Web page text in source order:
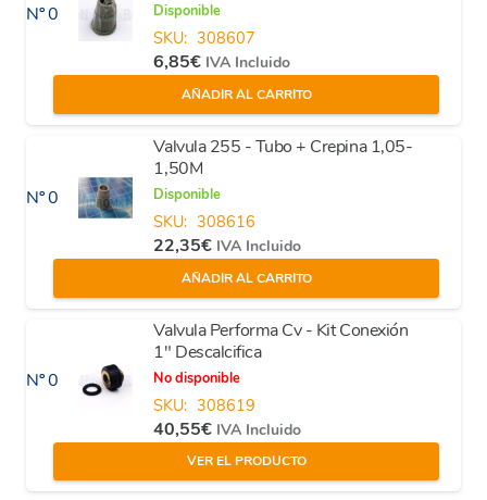
Nº 0 Disponible
SKU: 308607
6,85€ IVA Incluido
AÑADIR AL CARRITO
Nº 0
Valvula 255 - Tubo + Crepina 1,05-
1,50M
Disponible
SKU: 308616
22,35€ IVA Incluido
AÑADIR AL CARRITO
Nº 0
Valvula Performa Cv - Kit Conexión
1" Descalcifica
No disponible
SKU: 308619
40,55€ IVA Incluido
VER EL PRODUCTO